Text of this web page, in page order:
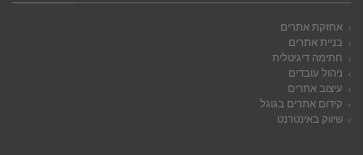
אחזקת אתרים
בניית אתרים
חתימה דיגיטלית
ניהול עובדים
עיצוב אתרים
קידום אתרים בגוגל
שיווק באינטרנט